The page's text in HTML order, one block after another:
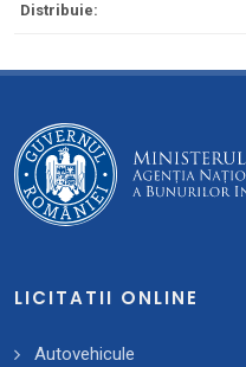
Distribuie:
LICITATII ONLINE
Autovehicule